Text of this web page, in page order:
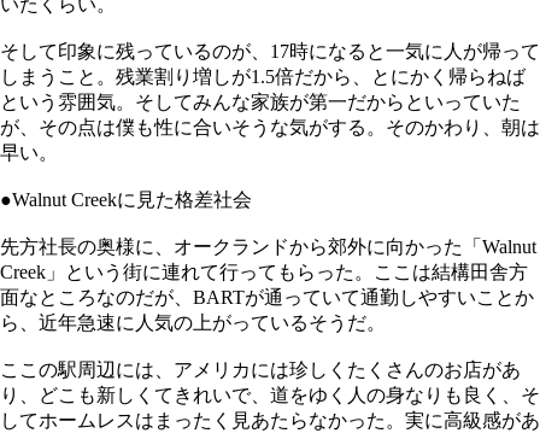
そして印象に残っているのが、17時になると一気に人が帰って
しまうこと。残業割り増しが1.5倍だから、とにかく帰らねば
という雰囲気。そしてみんな家族が第一だからといっていた
が、その点は僕も性に合いそうな気がする。そのかわり、朝は
早い。
●Walnut Creekに見た格差社会
先方社長の奥様に、オークランドから郊外に向かった「Walnut
Creek」という街に連れて行ってもらった。ここは結構田舎方
面なところなのだが、BARTが通っていて通勤しやすいことか
ら、近年急速に人気の上がっているそうだ。
ここの駅周辺には、アメリカには珍しくたくさんのお店があ
り、どこも新しくてきれいで、道をゆく人の身なりも良く、そ
してホームレスはまったく見あたらなかった。実に高級感があ